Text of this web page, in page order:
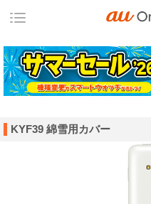
KYF39 綿雪用カバー